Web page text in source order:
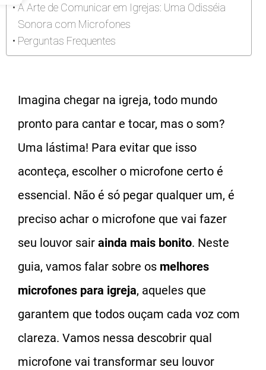
A Arte de Comunicar em Igrejas: Uma Odisséia
Sonora com Microfones
Perguntas Frequentes
Imagina chegar na igreja, todo mundo
pronto para cantar e tocar, mas o som?
Uma lástima! Para evitar que isso
aconteça, escolher o microfone certo é
essencial. Não é só pegar qualquer um, é
preciso achar o microfone que vai fazer
seu louvor sair ainda mais bonito. Neste
guia, vamos falar sobre os melhores
microfones para igreja, aqueles que
garantem que todos ouçam cada voz com
clareza. Vamos nessa descobrir qual
microfone vai transformar seu louvor